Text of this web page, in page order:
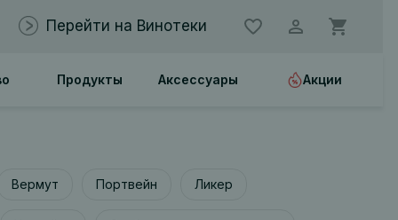
Перейти на Винотеки
Продукты Аксессуары Акции
Вермут Портвейн Ликер